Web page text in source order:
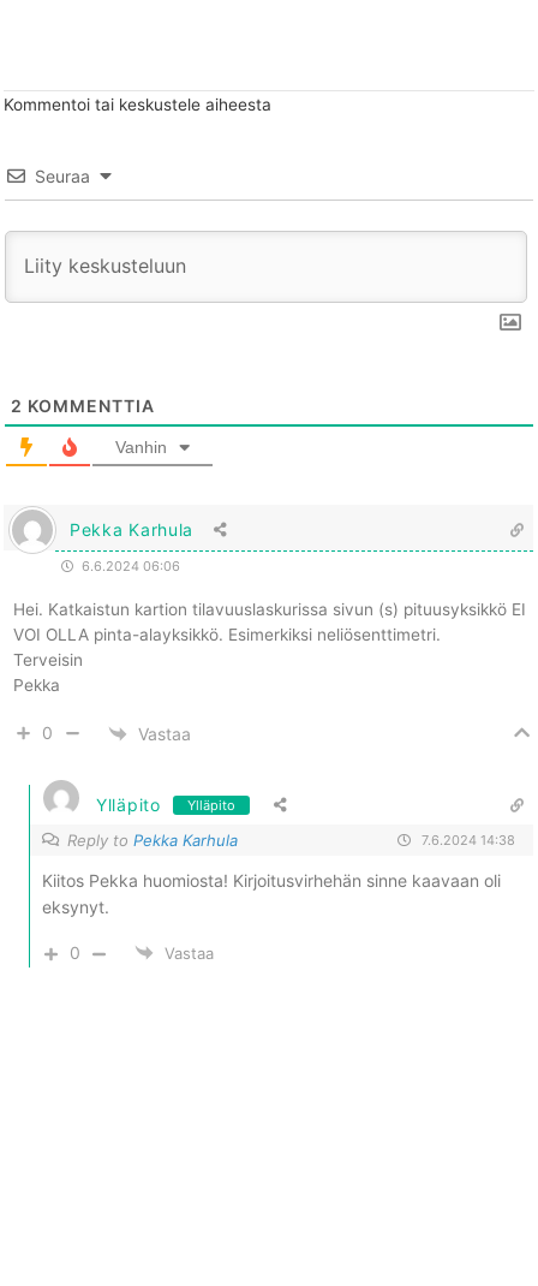
Kommentoi tai keskustele aiheesta
Seuraa
2 KOMMENTTIA
Vanhin
Pekka Karhula
6.6.2024 06:06
Hei. Katkaistun kartion tilavuuslaskurissa sivun (s) pituusyksikkö EI
VOI OLLA pinta-alayksikkö. Esimerkiksi neliösenttimetri.
Terveisin
Pekka
0 Vastaa
Ylläpito Ylläpito
Reply to Pekka Karhula 7.6.2024 14:38
Kiitos Pekka huomiosta! Kirjoitusvirhehän sinne kaavaan oli
eksynyt.
0 Vastaa